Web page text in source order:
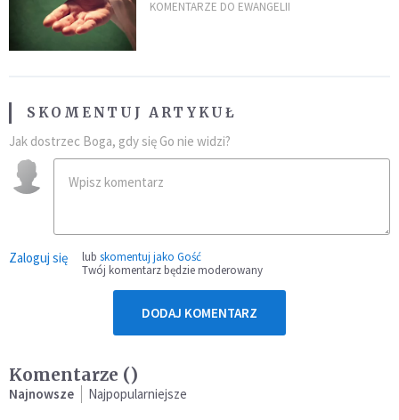
przeszkody
KOMENTARZE DO EWANGELII
SKOMENTUJ ARTYKUŁ
Jak dostrzec Boga, gdy się Go nie widzi?
Zaloguj się lub skomentuj jako Gość
Twój komentarz będzie moderowany
DODAJ KOMENTARZ
Komentarze ()
Najnowsze Najpopularniejsze